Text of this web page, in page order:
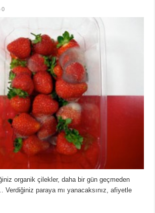
0
organik çilekler, daha bir gün geçmeden
Verdiğiniz paraya mı yanacaksınız, afiyetle